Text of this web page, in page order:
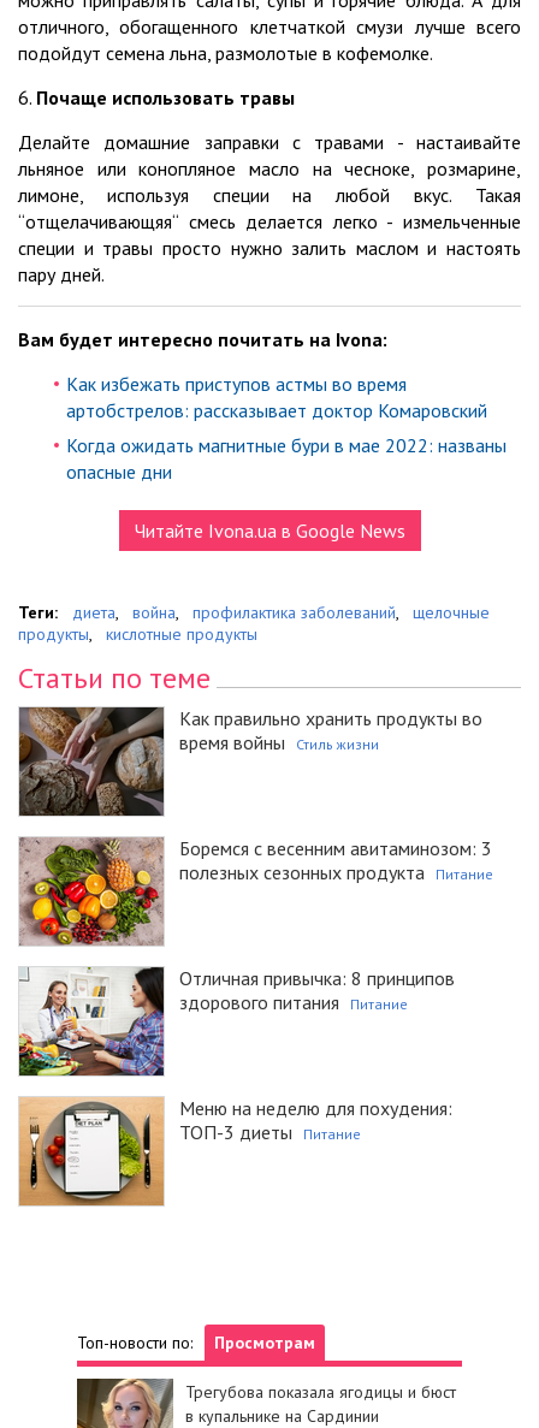
отличного, обогащенного клетчаткой смузи лучше всего
подойдут семена льна, размолотые в кофемолке.
6. Почаще использовать травы
Делайте домашние заправки с травами - настаивайте
льняное или конопляное масло на чесноке, розмарине,
лимоне, используя специи на любой вкус. Такая
“отщелачивающяя“ смесь делается легко - измельченные
специи и травы просто нужно залить маслом и настоять
пару дней.
Вам будет интересно почитать на Ivona:
Как избежать приступов астмы во время
артобстрелов: рассказывает доктор Комаровский
Когда ожидать магнитные бури в мае 2022: названы
опасные дни
Читайте Ivona.ua в Google News
Теги: диета, война, профилактика заболеваний,
щелочные
продукты, кислотные продукты
Статьи по теме
Как правильно хранить продукты во
время войны
Стиль жизни
Боремся с весенним авитаминозом: 3
полезных сезонных продукта
Питание
Отличная привычка: 8 принципов
здорового питания
Питание
Меню на неделю для похудения:
ТОП-3 диеты
Питание
Топ-новости по: Просмотрам
Трегубова показала ягодицы и бюст
в купальнике на Сардинии